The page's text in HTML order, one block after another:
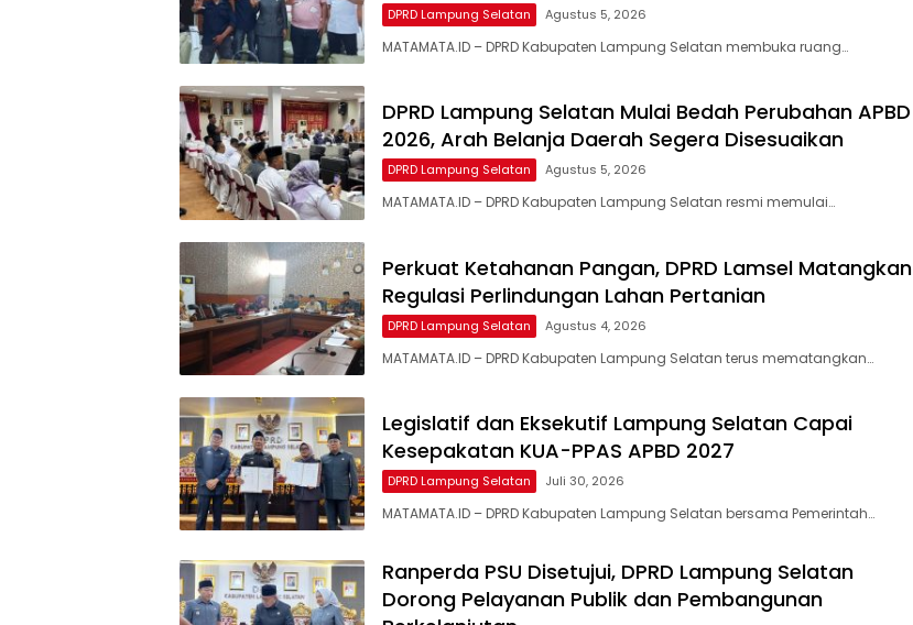
DPRD Lampung Selatan Agustus 5, 2026
MATAMATA.ID – DPRD Kabupaten Lampung Selatan membuka ruang…
DPRD Lampung Selatan Mulai Bedah Perubahan APBD
2026, Arah Belanja Daerah Segera Disesuaikan
DPRD Lampung Selatan Agustus 5, 2026
MATAMATA.ID – DPRD Kabupaten Lampung Selatan resmi memulai…
Perkuat Ketahanan Pangan, DPRD Lamsel Matangkan
Regulasi Perlindungan Lahan Pertanian
DPRD Lampung Selatan Agustus 4, 2026
MATAMATA.ID – DPRD Kabupaten Lampung Selatan terus mematangkan…
Legislatif dan Eksekutif Lampung Selatan Capai
Kesepakatan KUA-PPAS APBD 2027
DPRD Lampung Selatan Juli 30, 2026
MATAMATA.ID – DPRD Kabupaten Lampung Selatan bersama Pemerintah…
Ranperda PSU Disetujui, DPRD Lampung Selatan
Dorong Pelayanan Publik dan Pembangunan